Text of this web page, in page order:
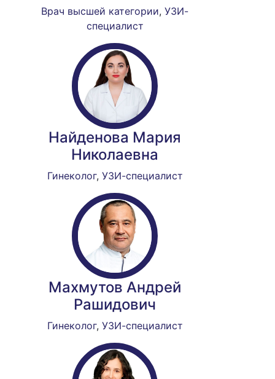
Врач высшей категории,УЗИ-
специалист
Найденова Мария
Николаевна
Гинеколог, УЗИ-специалист
Махмутов Андрей
Рашидович
Гинеколог, УЗИ-специалист